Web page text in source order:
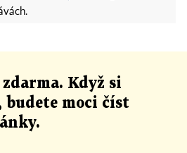
zdarma. Když si
moci číst
.